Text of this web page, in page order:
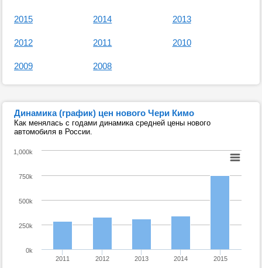
2015 2014 2013
2012 2011 2010
2009 2008
Динамика (график) цен нового Чери Кимо
Как менялась с годами динамика средней цены нового
автомобиля в России.
2011 2012 2013 2014 2015
0k
250k
500k
750k
1,000k